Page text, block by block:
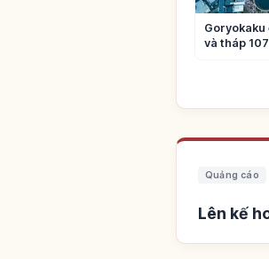
Goryokaku
và tháp
Quảng cáo
Lên kế